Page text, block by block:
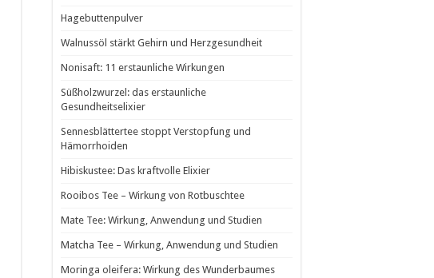
Hagebuttenpulver
Walnussöl stärkt Gehirn und Herzgesundheit
Nonisaft: 11 erstaunliche Wirkungen
Süßholzwurzel: das erstaunliche
Gesundheitselixier
Sennesblättertee stoppt Verstopfung und
Hämorrhoiden
Hibiskustee: Das kraftvolle Elixier
Rooibos Tee – Wirkung von Rotbuschtee
Mate Tee: Wirkung, Anwendung und Studien
Matcha Tee – Wirkung, Anwendung und Studien
Moringa oleifera: Wirkung des Wunderbaumes